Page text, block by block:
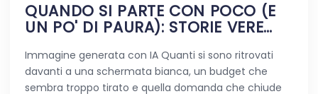
QUANDO SI PARTE CON POCO (E
UN PO' DI PAURA): STORIE VERE
Immagine generata con IA Quanti si sono ritrovati
davanti a una schermata bianca, un budget che
sembra troppo tirato e quella domanda che chiude